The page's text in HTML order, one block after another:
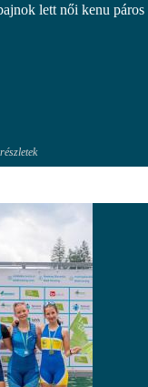
lett női kenu páros